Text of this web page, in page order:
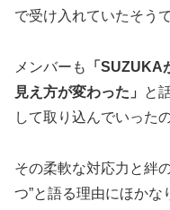
で受け入れていたそうで
メンバーも
「SUZUKA
見え方が変わった」
と
して取り込んでいった
その柔軟な対応力と絆
つ”と語る理由にほかな